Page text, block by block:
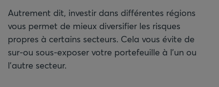
Autrement dit, investir dans différentes régions
vous permet de mieux diversifier les risques
propres à certains secteurs. Cela vous évite de
sur-ou sous-exposer votre portefeuille à l’un ou
l’autre secteur.